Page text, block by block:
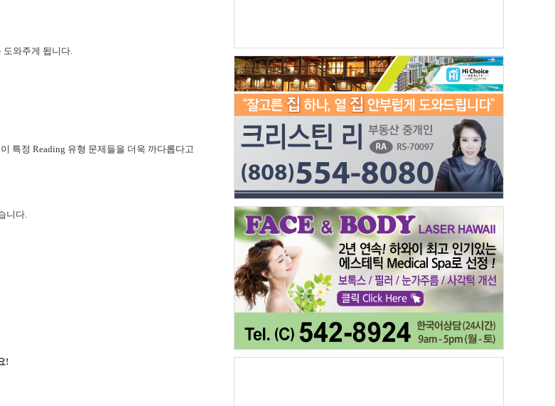
도와주게 됩니다.
특정 Reading 유형 문제들을 더욱 까다롭다고
니다.
!